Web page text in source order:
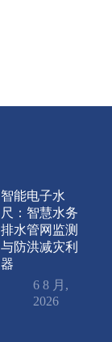
智能电子水
尺：智慧水务
排水管网监测
与防洪减灾利
器
6 8 月,
2026